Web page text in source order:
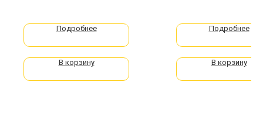
Подробнее
В корзину
Подробнее
В корзину